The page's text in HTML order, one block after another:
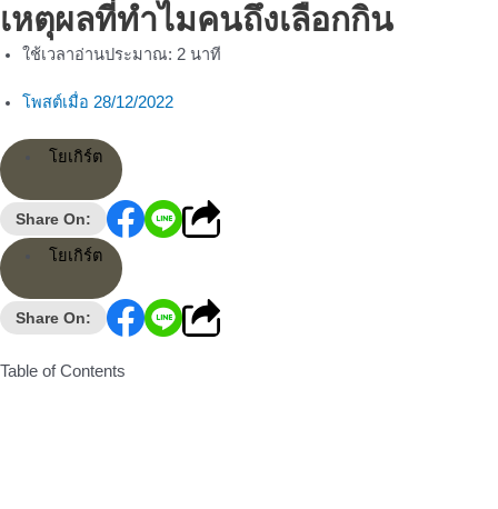
เหตุผลที่ทำไมคนถึงเลือกกิน
ใช้เวลาอ่านประมาณ: 2 นาที
โพสต์เมื่อ 28/12/2022
โยเกิร์ต
Share On:
โยเกิร์ต
Share On:
Table of Contents